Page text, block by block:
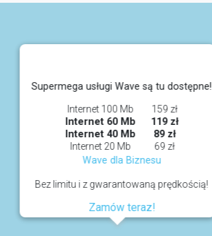
Supermega usługi Wave są tu dostępne!
Internet 100 Mb
159 zł
Internet 60 Mb
119 zł
Internet 40 Mb
89 zł
Internet 20 Mb
69 zł
Wave dla Biznesu
Bez limitu i z gwarantowaną prędkością!
Zamów teraz!